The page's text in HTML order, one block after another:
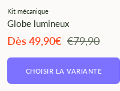
Kit mécanique
Globe lumineux
Angebotspreis
Dès 49,90€ Regulärer
€79,90
CHOISIR LA VARIANTE